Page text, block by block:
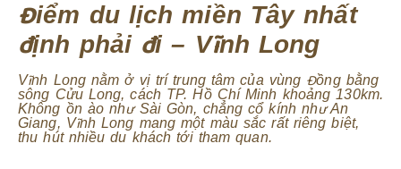
Điểm du lịch miền Tây nhất
định phải đi – Vĩnh Long
Vĩnh Long nằm ở vị trí trung tâm của vùng Đồng bằng
sông Cửu Long, cách TP. Hồ Chí Minh khoảng 130km.
Không ồn ào như Sài Gòn, chẳng cổ kính như An
Giang, Vĩnh Long mang một màu sắc rất riêng biệt,
thu hút nhiều du khách tới tham quan.